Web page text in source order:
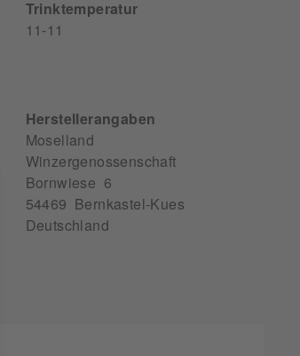
Trinktemperatur
11-11
Herstellerangaben
Moselland
Winzergenossenschaft
Bornwiese 6
54469 Bernkastel-Kues
Deutschland